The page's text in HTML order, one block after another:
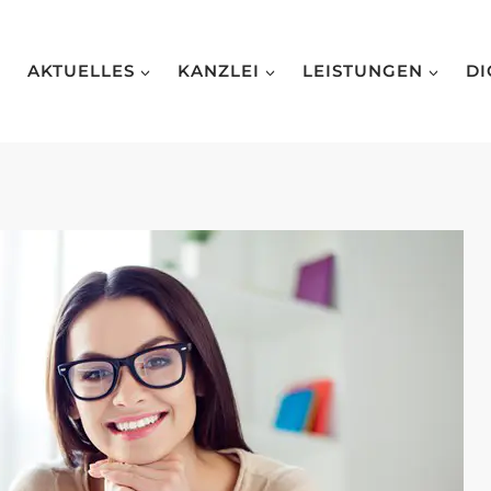
AKTUELLES KANZLEI LEISTUNGEN